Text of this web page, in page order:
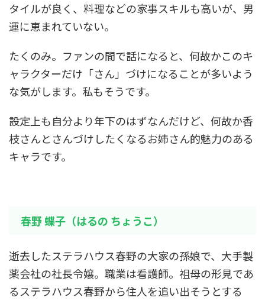
タイルが良く、料理などの家事スキルも高いが、男
運に恵まれていない。
たくのみ。ファンの間で話になると、何故かこのキ
ャラクターだけ「さん」づけになることが多いよう
な気がします。私もそうです。
設定上も自分より年下のはずなんだけど、何故か香
枝さんとさんづけしたくなるお姉さん的魅力のある
キャラです。
春野 蝶子（はるの ちょうこ）
逝去したステラハウス春野の大家の孫娘で、大手製
薬会社の社長令嬢。職業は看護師。祖母の形見であ
るステラハウス春野から住人を追い出そうとする